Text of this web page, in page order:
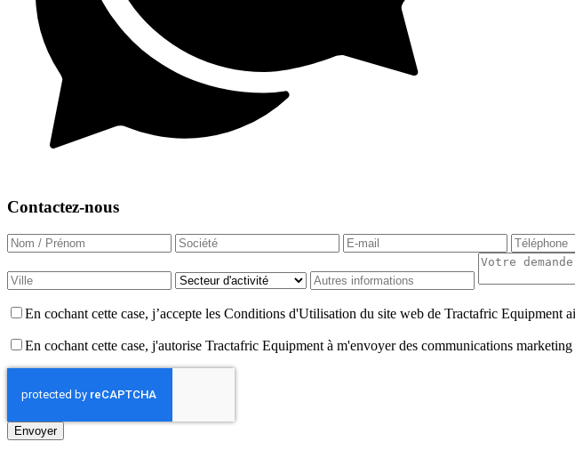
Contactez-nous
En cochant cette case, j’accepte les Conditions d'Utilisation du site web de Tractafric Equipment
En cochant cette case, j'autorise Tractafric Equipment à m'envoyer des communications